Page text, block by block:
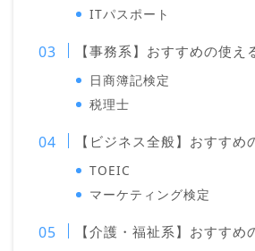
ITパスポート
【事務系】おすすめの使え
日商簿記検定
税理士
【ビジネス全般】おすすめ
TOEIC
マーケティング検定
【介護・福祉系】おすすめ